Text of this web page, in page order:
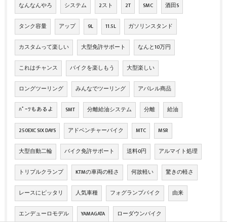
なんなんやろ システム 2スト 2T SMC 酒田S
タンク容量 アップ 9L 11.5L ガソリンスタンド
カスタムって楽しい 大型免許サポート なんと10万円
これはチャンス バイクを楽しもう 大型楽しい
ロングツーリング みんなでツーリング アパレル商品
ﾊﾟｰﾂもあるよ SMT 分離給油システム 分離 給油
250EXC SIX DAYS アドベンチャーバイク MTC MSR
大型自動二輪 バイク免許サポート 送料0円 アルマイト処理
トリプルクランプ KTMの車両の軽さ 何故軽い 驚きの軽さ
レースにピッタリ 人気車種 フォグランプバイク 由来
エンデューロモデル YAMAGATA ローダウンバイク